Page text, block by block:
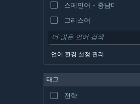
스페인어 - 중남미
그리스어
언어 환경 설정 관리
태그
전략